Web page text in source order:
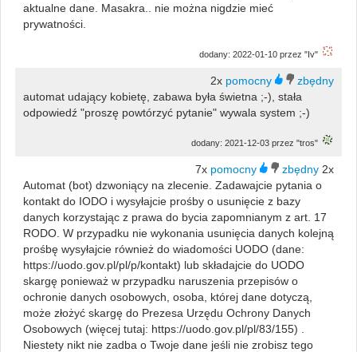
aktualne dane. Masakra.. nie można nigdzie mieć
prywatności.
dodany: 2022-01-10 przez "Iv"
2x
automat udający kobietę, zabawa była świetna ;-), stała
odpowiedź "proszę powtórzyć pytanie" wywala system ;-)
dodany: 2021-12-03 przez "tros"
7x
2x
Automat (bot) dzwoniący na zlecenie. Zadawajcie pytania o
kontakt do IODO i wysyłajcie prośby o usunięcie z bazy
danych korzystając z prawa do bycia zapomnianym z art. 17
RODO. W przypadku nie wykonania usunięcia danych kolejną
prośbę wysyłajcie również do wiadomości UODO (dane:
https://uodo.gov.pl/pl/p/kontakt) lub składajcie do UODO
skargę ponieważ w przypadku naruszenia przepisów o
ochronie danych osobowych, osoba, której dane dotyczą,
może złożyć skargę do Prezesa Urzędu Ochrony Danych
Osobowych (więcej tutaj: https://uodo.gov.pl/pl/83/155) .
Niestety nikt nie zadba o Twoje dane jeśli nie zrobisz tego